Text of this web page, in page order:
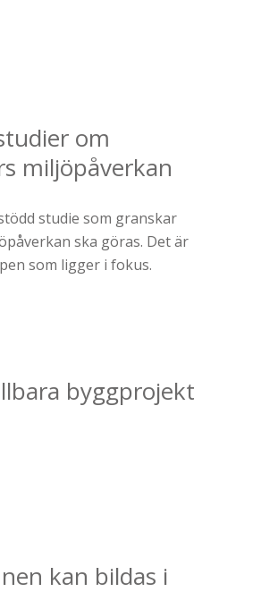
om
miljöpåverkan
studie som granskar
ska göras. Det är
som ligger i fokus.
byggprojekt
kan bildas i